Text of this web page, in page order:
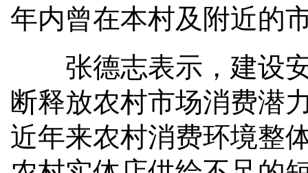
年内曾在本村及附近的
张德志表示，建设安
断释放农村市场消费潜
近年来农村消费环境整